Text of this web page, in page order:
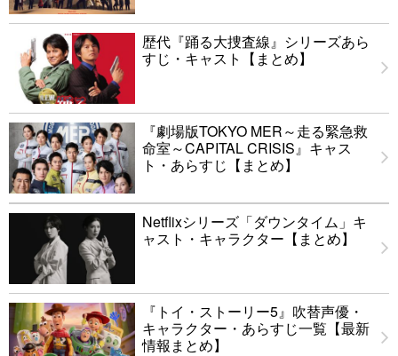
歴代『踊る大捜査線』シリーズあら
すじ・キャスト【まとめ】
『劇場版TOKYO MER～走る緊急救
命室～CAPITAL CRISIS』キャス
ト・あらすじ【まとめ】
Netflixシリーズ「ダウンタイム」キ
ャスト・キャラクター【まとめ】
『トイ・ストーリー5』吹替声優・
キャラクター・あらすじ一覧【最新
情報まとめ】